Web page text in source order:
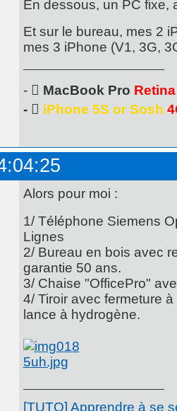
En dessous, un PC fixe,
Et sur le bureau, mes 2
mes 3 iPhone (V1, 3G,
-  MacBook Pro Retina
-  iPhone 5S or Sosh
Alors pour moi :
1/ Téléphone Siemens
Lignes
2/ Bureau en bois avec
garantie 50 ans.
3/ Chaise "OfficePro"
4/ Tiroir avec fermeture
lance à hydrogène.
[TUTO] Apprendre à se